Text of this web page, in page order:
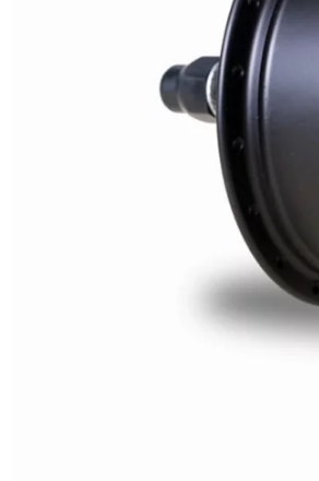
Motor ebike com freio a disco
O motor do cubo da roda ebike de 500 W